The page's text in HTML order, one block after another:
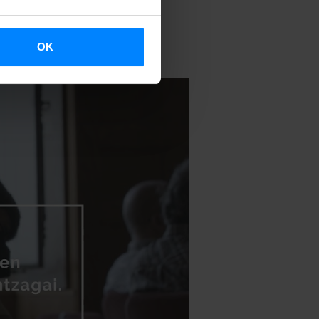
OK
9 katedra ere